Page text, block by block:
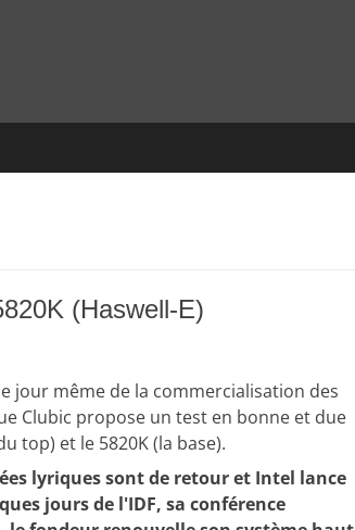
(Haswell-E)
jour même de la commercialisation des
Clubic propose un test en bonne et due
top) et le 5820K (la base).
lyriques sont de retour et Intel lance
jours de l'IDF, sa conférence